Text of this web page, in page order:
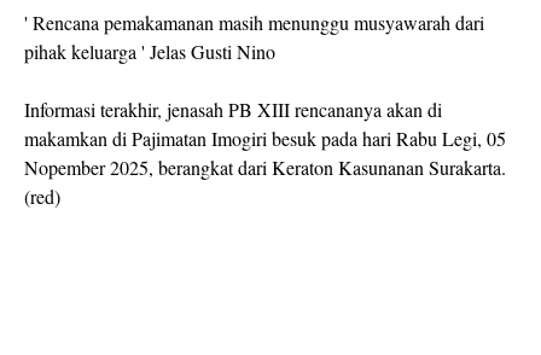
' Rencana pemakamanan masih menunggu musyawarah dari
pihak keluarga ' Jelas Gusti Nino
Informasi terakhir, jenasah PB XIII rencananya akan di
makamkan di Pajimatan Imogiri besuk pada hari Rabu Legi, 05
Nopember 2025, berangkat dari Keraton Kasunanan Surakarta.
(red)